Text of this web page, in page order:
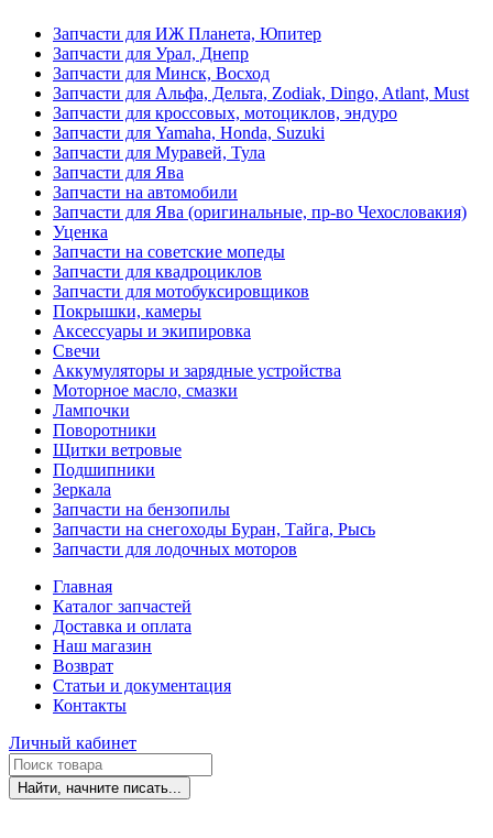
Запчасти для ИЖ Планета, Юпитер
Запчасти для Урал, Днепр
Запчасти для Минск, Восход
Запчасти для Альфа, Дельта, Zodiak, Dingo, Atlant, Must
Запчасти для кроссовых, мотоциклов, эндуро
Запчасти для Yamaha, Honda, Suzuki
Запчасти для Муравей, Тула
Запчасти для Ява
Запчасти на автомобили
Запчасти для Ява (оригинальные, пр-во Чехословакия)
Уценка
Запчасти на советские мопеды
Запчасти для квадроциклов
Запчасти для мотобуксировщиков
Покрышки, камеры
Аксессуары и экипировка
Свечи
Аккумуляторы и зарядные устройства
Моторное масло, смазки
Лампочки
Поворотники
Щитки ветровые
Подшипники
Зеркала
Запчасти на бензопилы
Запчасти на снегоходы Буран, Тайга, Рысь
Запчасти для лодочных моторов
Главная
Каталог запчастей
Доставка и оплата
Наш магазин
Возврат
Статьи и документация
Контакты
Личный кабинет
Найти, начните писать...